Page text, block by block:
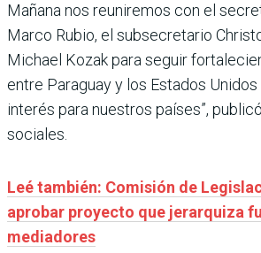
Mañana nos reuniremos con el
Marco Rubio, el subsecretario
Michael Kozak para seguir
entre Paraguay y los Estados
interés para nuestros países”,
sociales.
Leé también: Comisión de
aprobar proyecto que jerarquiza
mediadores